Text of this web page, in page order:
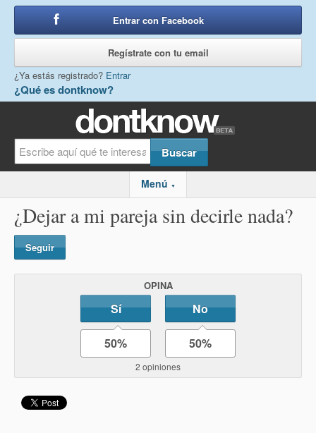
¿Qué es dontknow?
Entrar con Facebook
Regístrate con tu email
¿Ya estás registrado? Entrar
Menú ▼
¿Dejar a mi pareja sin decirle nada?
Seguir
OPINA
Sí No
50% 50%
2 opiniones